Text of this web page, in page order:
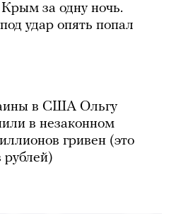
за одну ночь.
удар опять попал
в США Ольгу
в незаконном
гривен (это